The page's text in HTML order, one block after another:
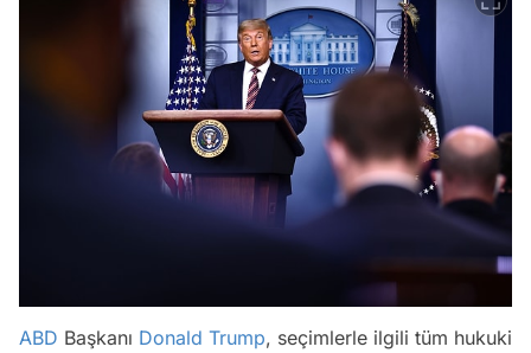
ABD Başkanı Donald Trump, seçimlerle ilgili tüm hukuki